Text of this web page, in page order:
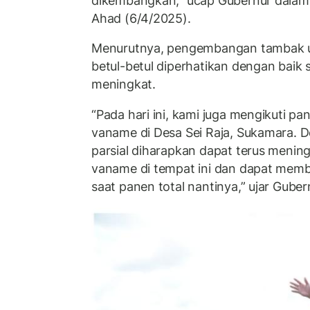
Ahad (6/4/2025).
Menurutnya, pengembangan tambak
betul-betul diperhatikan dengan baik
meningkat.
“Pada hari ini, kami juga mengikuti
vaname di Desa Sei Raja, Sukamara.
parsial diharapkan dapat terus
vaname di tempat ini dan dapat
saat panen total nantinya,” ujar